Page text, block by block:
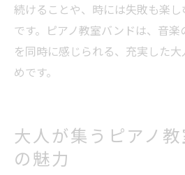
続けることや、時には失敗も楽
です。ピアノ教室バンドは、音
を同時に感じられる、充実した
めです。
大人が集うピアノ
の魅力